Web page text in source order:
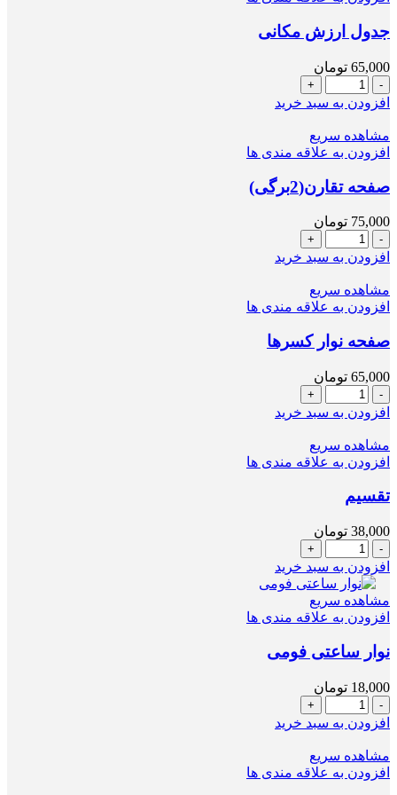
جدول ارزش مکانی
65,000 تومان
جدول
ارزش
عدد
افزودن به سبد خرید
مشاهده سریع
افزودن به علاقه مندی ها
صفحه تقارن(2برگی)
75,000 تومان
صفحه
تقارن(2برگی)
افزودن به سبد خرید
مشاهده سریع
افزودن به علاقه مندی ها
صفحه نوار کسرها
65,000 تومان
صفحه
نوار
عدد
افزودن به سبد خرید
مشاهده سریع
افزودن به علاقه مندی ها
تقسیم
38,000 تومان
تقسیم
عدد
افزودن به سبد خرید
مشاهده سریع
افزودن به علاقه مندی ها
نوار ساعتی فومی
18,000 تومان
نوار
ساعتی
عدد
افزودن به سبد خرید
مشاهده سریع
افزودن به علاقه مندی ها